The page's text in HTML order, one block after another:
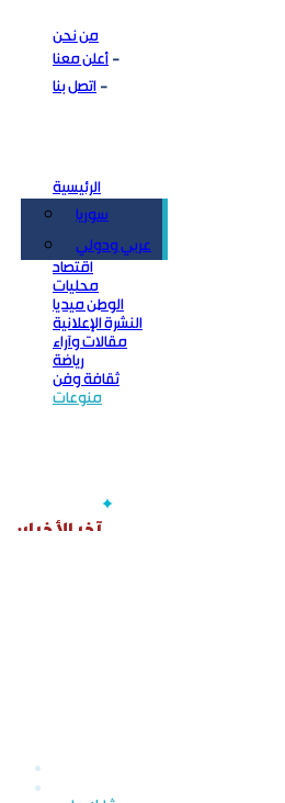
من نحن
أعلن معنا
اتصل بنا
الرئيسية
سوريا
عربي ودولي
اقتصاد
محليات
الوطن ميديا
النشرة الإعلانية
مقالات وآراء
رياضة
ثقافة وفن
منوعات